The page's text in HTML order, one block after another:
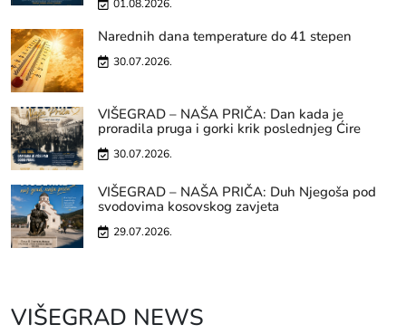
01.08.2026.
Narednih dana temperature do 41 stepen
30.07.2026.
VIŠEGRAD – NAŠA PRIČA: Dan kada je
proradila pruga i gorki krik poslednjeg Ćire
30.07.2026.
VIŠEGRAD – NAŠA PRIČA: Duh Njegoša pod
svodovima kosovskog zavjeta
29.07.2026.
VIŠEGRAD NEWS